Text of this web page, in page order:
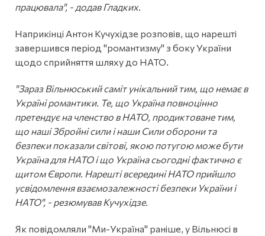
працювала", - додав Гладких.
Наприкінці Антон Кучухідзе розповів, що нарешті
завершився період "романтизму" з боку України
щодо сприйняття шляху до НАТО.
"Зараз Вільнюський саміт унікальний тим, що немає в
Україні романтики. Те, що Україна повноцінно
претендує на членство в НАТО, продиктоване тим,
що наші Збройні сили і наши Сили оборони та
безпеки показали світові, якою потугою може бути
Україна для НАТО і що Україна сьогодні фактично є
щитом Європи. Нарешті всередині НАТО прийшло
усвідомлення взаємозалежності безпеки України і
НАТО", - резюмував Кучухідзе.
Як повідомляли "Ми-Україна" раніше, у Вільнюсі в